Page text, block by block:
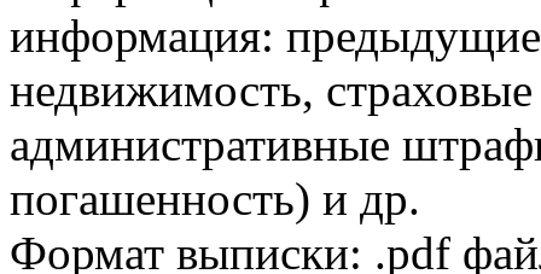
информация:
недвижимость,
административные
погашенность) и др.
Формат выписки: .pdf